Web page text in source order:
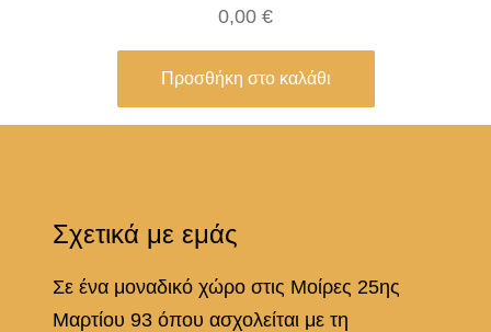
0,00 €
Προσθήκη στο καλάθι
Σχετικά με εμάς
Σε ένα μοναδικό χώρο στις Μοίρες 25ης
Μαρτίου 93 όπου ασχολείται με τη